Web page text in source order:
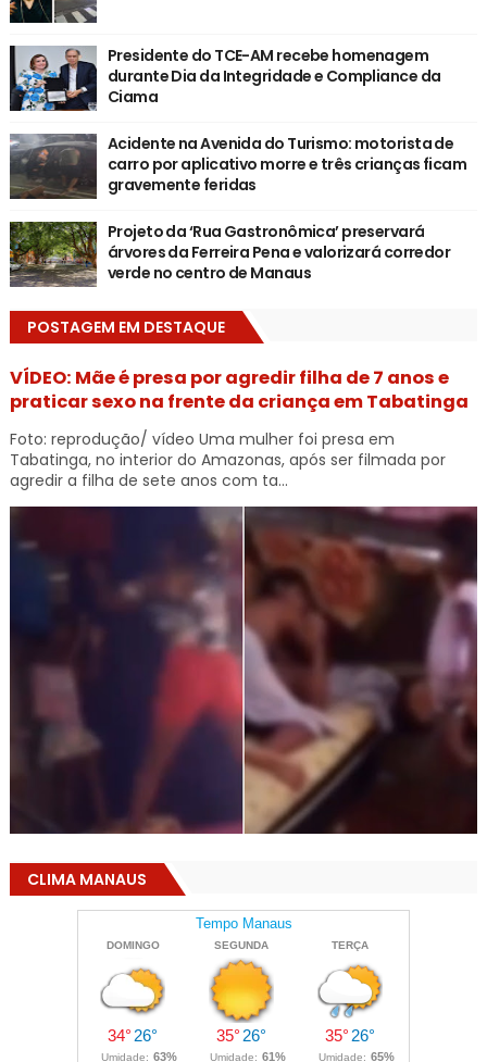
Presidente do TCE-AM recebe homenagem
durante Dia da Integridade e Compliance da
Ciama
Acidente na Avenida do Turismo: motorista de
carro por aplicativo morre e três crianças ficam
gravemente feridas
Projeto da ‘Rua Gastronômica’ preservará
árvores da Ferreira Pena e valorizará corredor
verde no centro de Manaus
POSTAGEM EM DESTAQUE
VÍDEO: Mãe é presa por agredir filha de 7 anos e
praticar sexo na frente da criança em Tabatinga
Foto: reprodução/ vídeo Uma mulher foi presa em
Tabatinga, no interior do Amazonas, após ser filmada por
agredir a filha de sete anos com ta...
CLIMA MANAUS